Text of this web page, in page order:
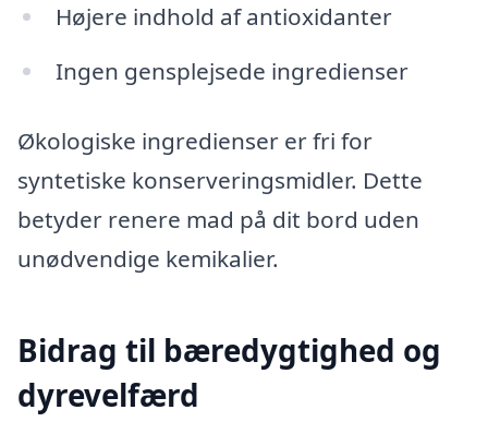
Højere indhold af antioxidanter
Ingen gensplejsede ingredienser
Økologiske ingredienser er fri for
syntetiske konserveringsmidler. Dette
betyder renere mad på dit bord uden
unødvendige kemikalier.
Bidrag til bæredygtighed og
dyrevelfærd